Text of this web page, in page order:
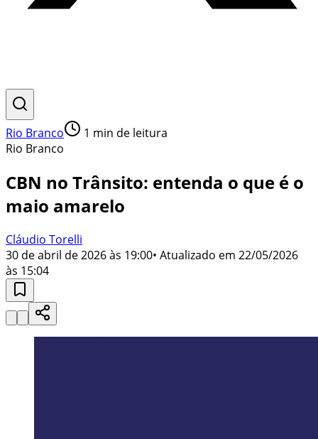
Rio Branco 1 min de leitura
Rio Branco
CBN no Trânsito: entenda o que é o
maio amarelo
Cláudio Torelli
30 de abril de 2026 às 19:00• Atualizado em 22/05/2026
às 15:04